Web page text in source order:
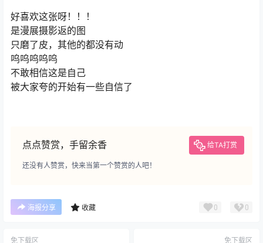
好喜欢这张呀！！！
是漫展摄影返的图
只磨了皮，其他的都没有动
呜呜呜呜呜
不敢相信这是自己
被大家夸的开始有一些自信了
点点赞赏，手留余香 给TA打赏
还没有人赞赏，快来当第一个赞赏的人吧！
海报分享 收藏 0 0
免下载区 免下载区